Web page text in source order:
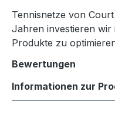
Tennisnetze von
Jahren investieren wir
Produkte zu
Bewertungen
Informationen zur